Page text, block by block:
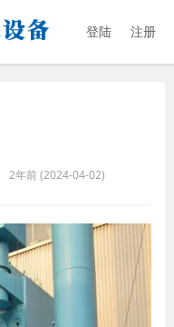
登陆 注册
2年前 (2024-04-02)